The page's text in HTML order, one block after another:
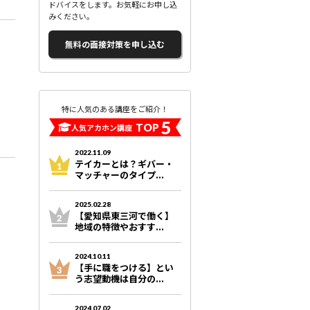
ドバイスをします。お気軽にお申し込
みください。
無料の面接対策を申し込む
特に人気のある講座をご紹介！
人気アカホン講座 TOP 5
2022.11.09
テイカーとは？ギバー・
マッチャーのタイプ...
2025.02.28
【愛知県東三河で働く】
地域の特徴やおすす...
2024.10.11
【手に職をつける】とい
う志望動機は自分の...
2024.07.02